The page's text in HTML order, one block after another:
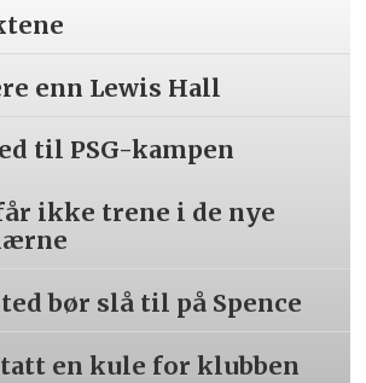
enn Lewis Hall
til PSG-kampen
ikke trene i de nye
bør slå til på Spence
en kule for klubben